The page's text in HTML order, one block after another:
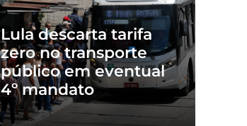
Lula descarta tarifa
zero no transporte
público em eventual
4º mandato